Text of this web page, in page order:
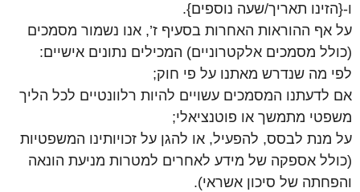
ו-{הזינו תאריך/שעה נוספים}.
על אף ההוראות האחרות בסעיף ז’, אנו נשמור מסמכים
(כולל מסמכים אלקטרוניים) המכילים נתונים אישיים:
לפי מה שנדרש מאתנו על פי חוק;
אם לדעתנו המסמכים עשויים להיות רלוונטיים לכל הליך
משפטי מתמשך או פוטנציאלי;
על מנת לבסס, להפעיל, או להגן על זכויותינו המשפטיות
(כולל אספקה של מידע לאחרים למטרות מניעת הונאה
והפחתה של סיכון אשראי).